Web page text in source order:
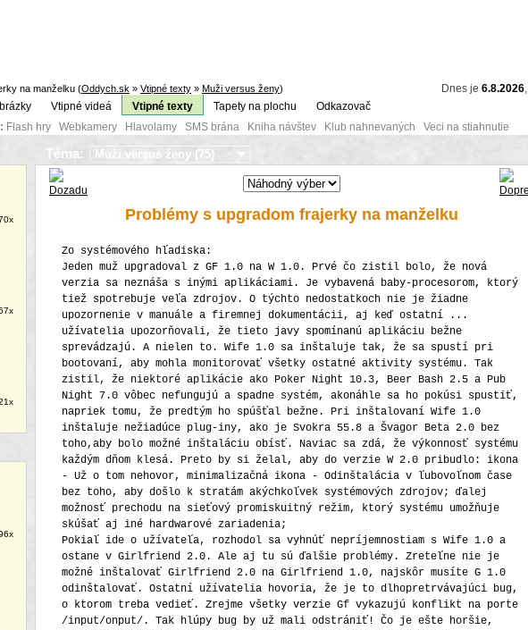
na manželku (Oddych.sk » Vtipné texty » Muži versus ženy) Dnes je 6.8.2026,
Vtipné videá Vtipné texty Tapety na plochu
Odkazovač
Flash hry Webkamery Hlavolamy SMS brána Kniha návštev Klub nahnevaných Veci na stiahnutie
Téma:
Problémy s upgradom frajerky na manželku
Zo systémového hľadiska:
Jeden muž upgradoval z GF 1.0 na W 1.0. Prvé čo zistil bolo, že nová
verzia sa neznáša s inými aplikáciami. Je vybavená baby-procesorom, ktorý
tiež spotrebuje veľa zdrojov. O týchto nedostatkoch nie je žiadne
upozornenie v manuále a firemnej dokumentácii, aj keď ostatní ...
užívatelia upozorňovali, že tieto javy spomínanú aplikáciu bežne
sprevádzajú. A nielen to. Wife 1.0 sa inštaluje tak, že sa spustí pri
bootovaní, aby mohla monitorovať všetky ostatné aktivity systému. Tak
zistil, že niektoré aplikácie ako Poker Night 10.3, Beer Bash 2.5 a Pub
Night 7.0 vôbec nefungujú a spadne systém, akonáhle sa ho pokúsi spustiť,
napriek tomu, že predtým ho spúšťal bežne. Pri inštalovaní Wife 1.0
inštaluje nežiadúce plug-iny, ako je Svokra 55.8 a Švagor Beta 2.0 bez
toho,aby bolo možné inštaláciu obísť. Naviac sa zdá, že výkonnosť systému
každým dňom klesá. Preto by si želal, aby do verzie W 2.0 pribudlo: ikona
- Už o tom nehovor, minimalizačná ikona - Odinštalácia v ľubovoľnom čase
bez toho, aby došlo k stratám akýchkoľvek systémových zdrojov; ďalej
možnosť prechodu na sieťový promiskuitný režim, ktorý systému umožňuje
skúšať aj iné hardwarové zariadenia;
Pokiaľ ide o užívateľa, rozhodol sa vyhnúť nepríjemnostiam s Wife 1.0 a
ostane v Girlfriend 2.0. Ale aj tu sú ďalšie problémy. Zreteľne nie je
možné inštalovať Girlfriend 2.0 na Girlfriend 1.0, najskôr musíte G 1.0
odinštalovať. Ostatní užívatelia hovoria, že je to dlhopretrvávajúci bug,
o ktorom treba vedieť. Zrejme všetky verzie Gf vykazujú konflikt na porte
/input/onput/. Tak hlúpy bug by už mali odstrániť! Čo je ešte horšie,